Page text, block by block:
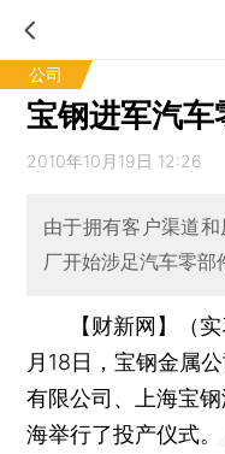
公司
宝钢进军汽车
2010年10月19日 12:26
由于拥有客户渠道
厂开始涉足汽车零部
【财新网】（
月18日，宝钢金属
有限公司、上海宝
海举行了投产仪式。